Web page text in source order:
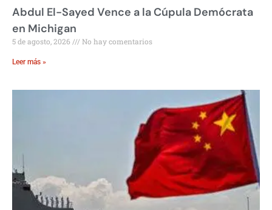
Abdul El-Sayed Vence a la Cúpula Demócrata
en Michigan
5 de agosto, 2026 No hay comentarios
Leer más »